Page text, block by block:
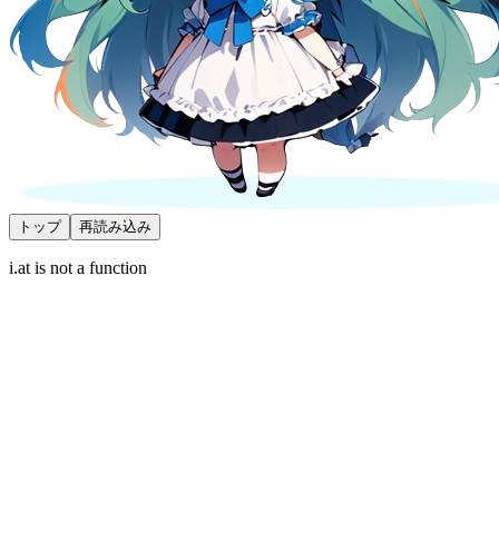
トップ 再読み込み
i.at is not a function